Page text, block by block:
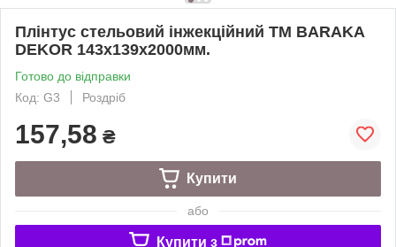
Плінтус стельовий інжекційний ТМ BARAKA
DEKOR 143х139х2000мм.
Готово до відправки
Код: G3
Роздріб
157,58 ₴
Купити
або
Купити з